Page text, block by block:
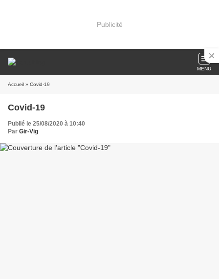
Publicité
MENU
Accueil » Covid-19
Covid-19
Publié le 25/08/2020 à 10:40
Par Gir-Vig